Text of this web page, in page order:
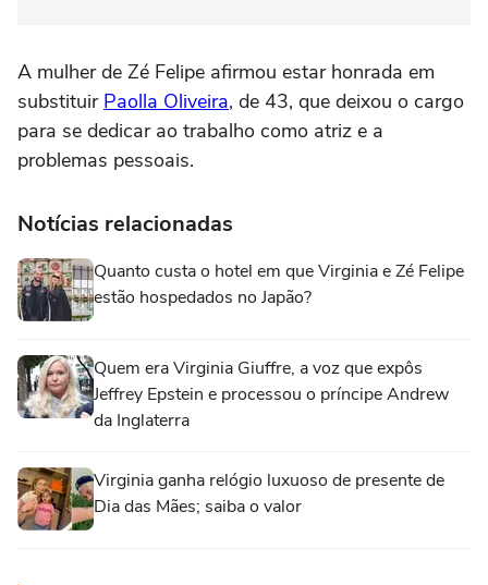
A mulher de Zé Felipe afirmou estar honrada em
substituir Paolla Oliveira, de 43, que deixou o cargo
para se dedicar ao trabalho como atriz e a
problemas pessoais.
Notícias relacionadas
Quanto custa o hotel em que Virginia e Zé Felipe
estão hospedados no Japão?
Quem era Virginia Giuffre, a voz que expôs
Jeffrey Epstein e processou o príncipe Andrew
da Inglaterra
Virginia ganha relógio luxuoso de presente de
Dia das Mães; saiba o valor